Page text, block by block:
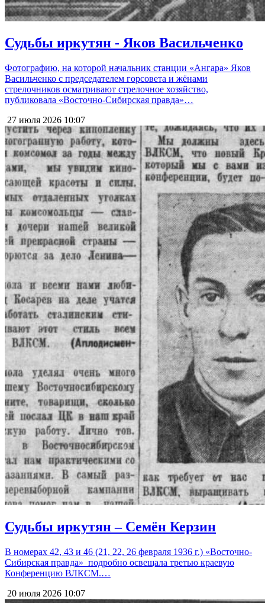
Судьбы иркутян - Яков Васильченко
Фотографию, на которой начальник станции «Ангара» Яков
Васильченко с председателем горсовета и жёнами
стрелочников осматривают стрелочное хозяйство,
публиковала «Восточно-Сибирская правда»…
27 июля 2026 10:07
Судьбы иркутян – Семён Керзин
В номерах 42, 43 и 46 (21, 22, 26 февраля 1936 г.) «Восточно-
Сибирская правда» подробно освещала третью краевую
Конференцию ВЛКСМ.…
20 июля 2026 10:07